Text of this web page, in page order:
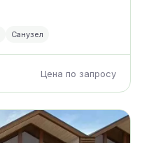
Санузел
Цена по запросу